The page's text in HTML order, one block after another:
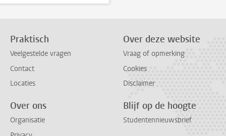
Praktisch
Veelgestelde vragen
Contact
Locaties
Over deze website
Vraag of opmerking
Cookies
Disclaimer
Over ons
Organisatie
Blijf op de hoogte
Studentennieuwsbrief